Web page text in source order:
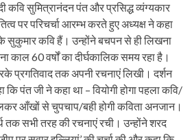
कवि सुमित्रानंदन पंत और प्रसिद्ध व्यंग्यकार
पर परिचर्चा आरम्भ करते हुए अध्यक्ष ने कहा
सुकुमार कवि हैं। उन्होंने बचपन से ही लिखना
काल 60 वर्षों का दीर्घकालिक समय रहा है।
प्रगतिवाद तक अपनी रचनाएं लिखी। दर्शन
कि पंत जी ने कहा था – वियोगी होगा पहला कवि/
आँखों से चुपचाप/बही होगी कविता अनजान।
तक सभी तरह की रचनाएं रची। उन्होंने शरद